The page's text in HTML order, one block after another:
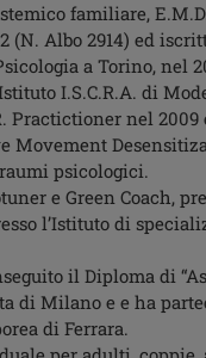
familiare,
Albo 2914) ed
a Torino, nel
I.S.C.R.A. di
nel 2009
Movement
psicologici.
e Green Coach,
l’Istituto di
il Diploma di
di Milano e e ha
di Ferrara.